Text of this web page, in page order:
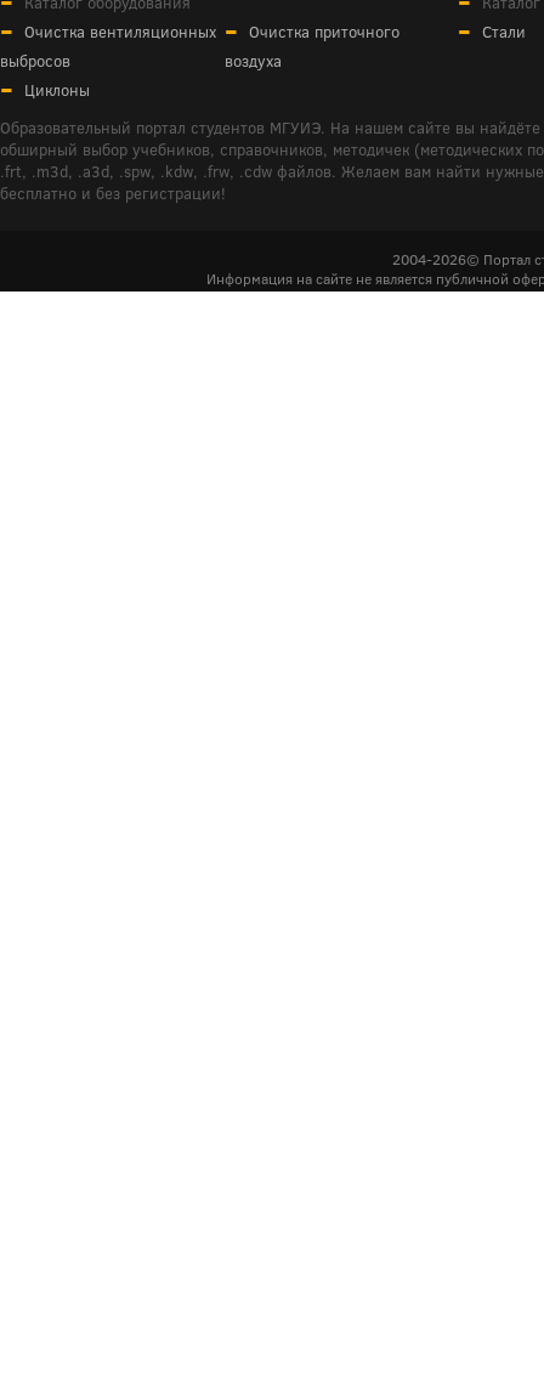
Очистка вентиляционных
выбросов
Очистка приточного
воздуха
Циклоны
Стали
Образовательный портал студентов МГУИЭ. На нашем сайте вы
обширный выбор учебников, справочников, методичек (методических
.frt, .m3d, .a3d, .spw, .kdw, .frw, .cdw файлов. Желаем вам найти
бесплатно и без регистрации!
2004-2026© Портал
Информация на сайте не является публичной